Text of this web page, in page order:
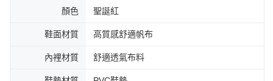
顏色 聖誕紅
鞋面材質 高質感舒適帆布
內裡材質 舒適透氣布料